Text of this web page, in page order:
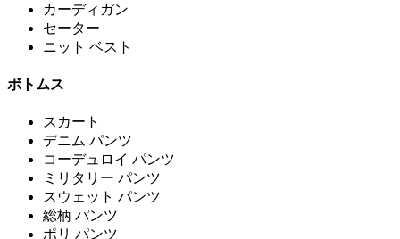
カーディガン
セーター
ニット ベスト
ボトムス
スカート
デニム パンツ
コーデュロイ パンツ
ミリタリー パンツ
スウェット パンツ
総柄 パンツ
ポリ パンツ